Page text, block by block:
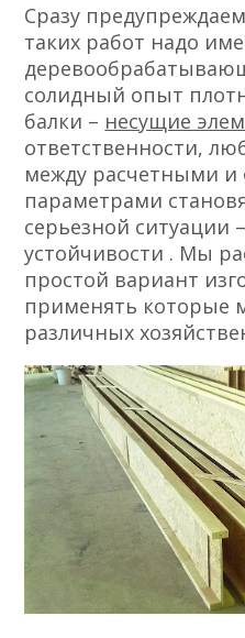
Сразу
таких работ надо
солидный опыт
балки – несущие
ответственности,
между расчетными и
параметрами
серьезной ситуации
устойчивости . Мы
простой вариант
применять которые
различных